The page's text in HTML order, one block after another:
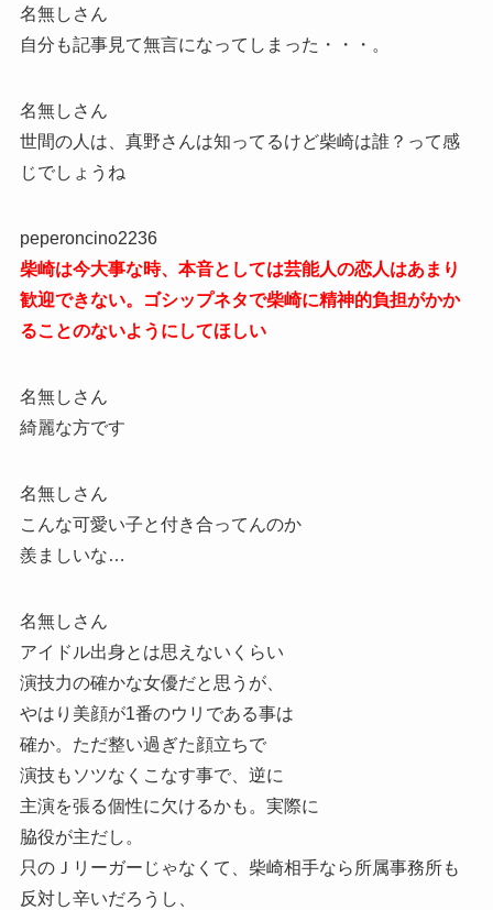
名無しさん
自分も記事見て無言になってしまった・・・。
名無しさん
世間の人は、真野さんは知ってるけど柴崎は誰？って感
じでしょうね
peperoncino2236
柴崎は今大事な時、本音としては芸能人の恋人はあまり
歓迎できない。ゴシップネタで柴崎に精神的負担がかか
ることのないようにしてほしい
名無しさん
綺麗な方です
名無しさん
こんな可愛い子と付き合ってんのか
羨ましいな…
名無しさん
アイドル出身とは思えないくらい
演技力の確かな女優だと思うが、
やはり美顔が1番のウリである事は
確か。ただ整い過ぎた顔立ちで
演技もソツなくこなす事で、逆に
主演を張る個性に欠けるかも。実際に
脇役が主だし。
只のＪリーガーじゃなくて、柴崎相手なら所属事務所も
反対し辛いだろうし、